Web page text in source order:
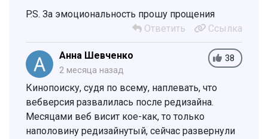
P.S. За эмоциональность прошу прощения
Ответить
Ссылка
38
Анна Шевченко
2 месяца назад
Кинопоиску, судя по всему, наплевать, что
вебверсия развалилась после редизайна.
Месяцами веб висит кое-как, то только
наполовину редизайнутый, сейчас развернули